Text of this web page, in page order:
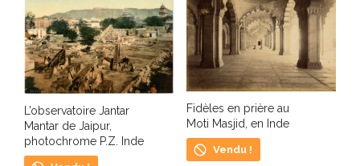
L’observatoire Jantar
Mantar de Jaipur,
photochrome P.Z. Inde
Fidèles en prière au
Moti Masjid, en Inde
Vendu !